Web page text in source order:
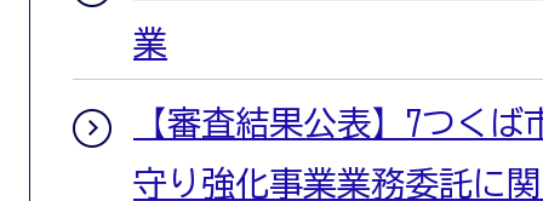
業
【審査結果公表】7つく
守り強化事業業務委託に